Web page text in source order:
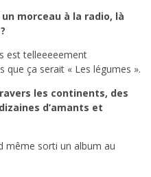
morceau à la radio, là
est telleeeeement
ça serait « Les légumes ».
les continents, des
d’amants et
même sorti un album au